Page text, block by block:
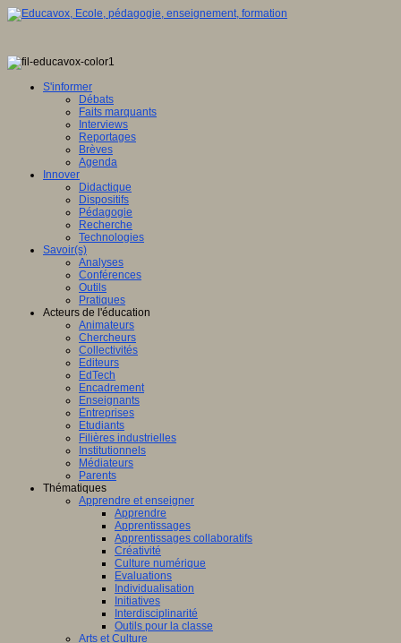
S'informer
Débats
Faits marquants
Interviews
Reportages
Brèves
Agenda
Innover
Didactique
Dispositifs
Pédagogie
Recherche
Technologies
Savoir(s)
Analyses
Conférences
Outils
Pratiques
Acteurs de l'éducation
Animateurs
Chercheurs
Collectivités
Editeurs
EdTech
Encadrement
Enseignants
Entreprises
Etudiants
Filières industrielles
Institutionnels
Médiateurs
Parents
Thématiques
Apprendre et enseigner
Apprendre
Apprentissages
Apprentissages collaboratifs
Créativité
Culture numérique
Evaluations
Individualisation
Initiatives
Interdisciplinarité
Outils pour la classe
Arts et Culture